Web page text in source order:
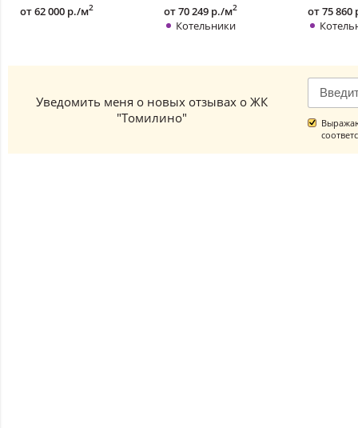
от 62 000 р./м2 от 70 249 р./м2
Котельники
от 75
Уведомить меня о новых отзывах о ЖК
"Томилино"